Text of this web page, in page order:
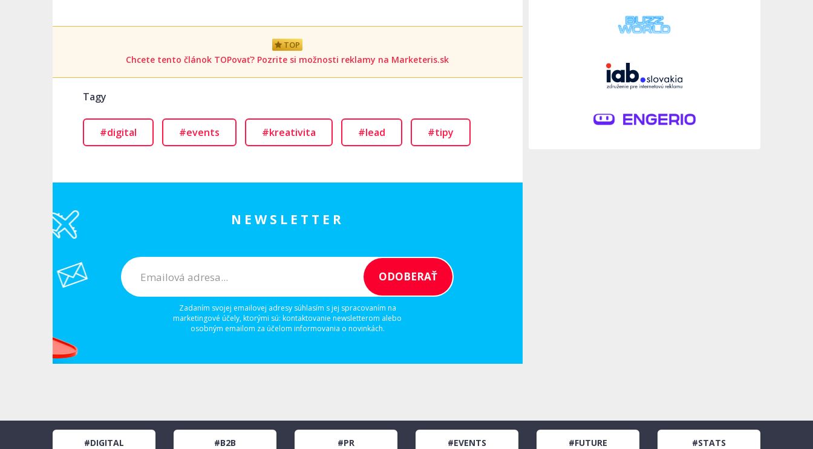
TOP
Chcete tento článok TOPovať? Pozrite si možnosti reklamy na Marketeris.sk
Tagy
#digital #events #kreativita #lead #tipy
NEWSLETTER
Zadaním svojej emailovej adresy súhlasím s jej spracovaním na
marketingové účely, ktorými sú: kontaktovanie newsletterom alebo
osobným emailom za účelom informovania o novinkách.
#DIGITAL #B2B #PR #EVENTS #FUTURE #STATS